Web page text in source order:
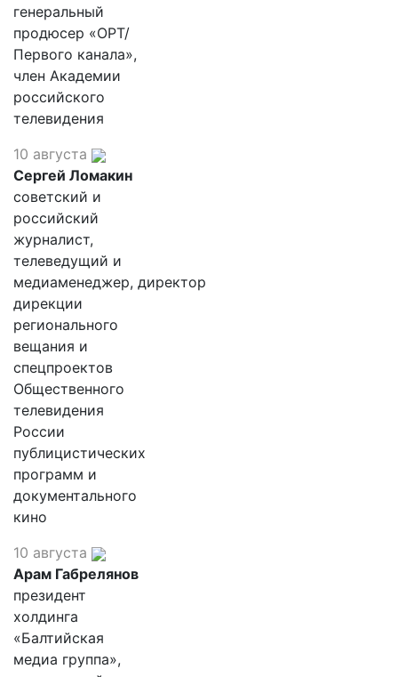
генеральный
продюсер «ОРТ/
Первого канала»,
член Академии
российского
телевидения
10 августа
Сергей Ломакин
советский и
российский
журналист,
телеведущий и
медиаменеджер, директор
дирекции
регионального
вещания и
спецпроектов
Общественного
телевидения
России
публицистических
программ и
документального
кино
10 августа
Арам Габрелянов
президент
холдинга
«Балтийская
медиа группа»,